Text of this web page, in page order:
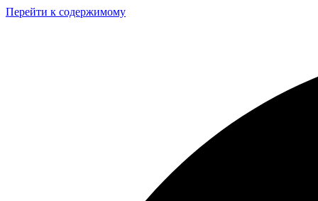
Перейти к содержимому